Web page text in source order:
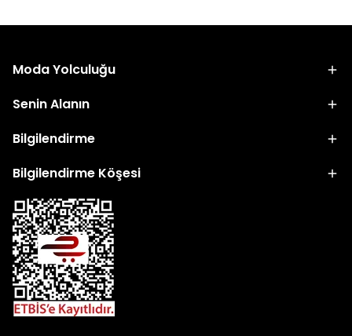
Moda Yolculuğu
Senin Alanın
Bilgilendirme
Bilgilendirme Köşesi